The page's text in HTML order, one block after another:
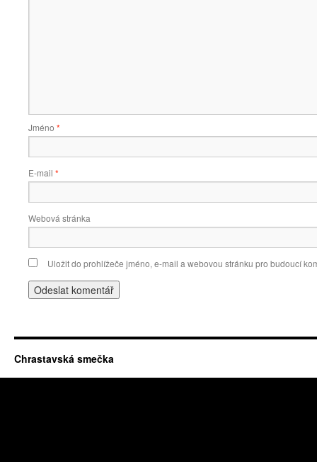
Jméno *
E-mail *
Webová stránka
Uložit do prohlížeče jméno, e-mail a webovou stránku pro budoucí
Chrastavská smečka